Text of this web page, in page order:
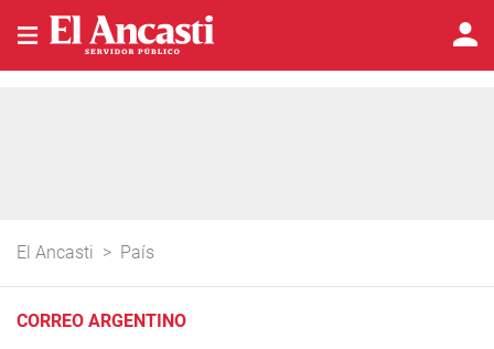
El Ancasti > País
CORREO ARGENTINO